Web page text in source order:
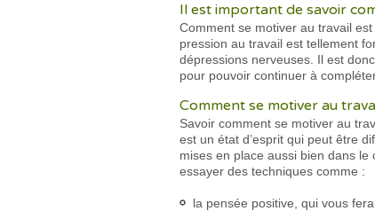
Il est important de savoir
Comment se motiver au travail
pression au travail est tellement
dépressions nerveuses. Il est
pour pouvoir continuer à
Comment se motiver au
Savoir comment se motiver au
est un état d’esprit qui peut être
mises en place aussi bien dans
essayer des techniques comme :
la pensée positive, qui vous